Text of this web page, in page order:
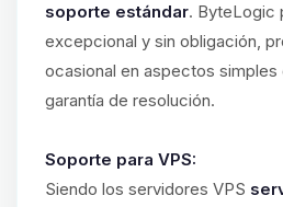
soporte estándar. ByteLogic
excepcional y sin obligación,
ocasional en aspectos simples
garantía de resolución.
Soporte para VPS:
Siendo los servidores VPS